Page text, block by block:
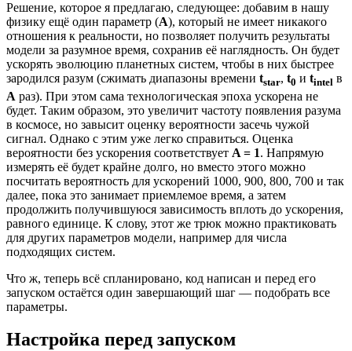
Решение, которое я предлагаю, следующее: добавим в нашу
физику ещё один параметр (A), который не имеет никакого
отношения к реальности, но позволяет получить результаты
модели за разумное время, сохранив её наглядность. Он будет
ускорять эволюцию планетных систем, чтобы в них быстрее
зародился разум (сжимать диапазоны времени tstar, t0 и tintel в
A раз). При этом сама технологическая эпоха ускорена не
будет. Таким образом, это увеличит частоту появления разума
в космосе, но завысит оценку вероятности засечь чужой
сигнал. Однако с этим уже легко справиться. Оценка
вероятности без ускорения соответствует A = 1. Напрямую
измерять её будет крайне долго, но вместо этого можно
посчитать вероятность для ускорений 1000, 900, 800, 700 и так
далее, пока это занимает приемлемое время, а затем
продолжить получившуюся зависимость вплоть до ускорения,
равного единице. К слову, этот же трюк можно практиковать
для других параметров модели, например для числа
подходящих систем.
Что ж, теперь всё спланировано, код написан и перед его
запуском остаётся один завершающий шаг — подобрать все
параметры.
Настройка перед запуском